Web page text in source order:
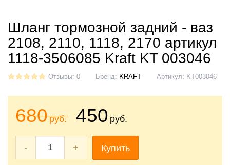
Шланг тормозной задний - ваз
2108, 2110, 1118, 2170 артикул
1118-3506085 Kraft KT 003046
Отзывы: 0 Бренд: KRAFT Артикул: KT003046
680руб. 450 руб.
- + Купить